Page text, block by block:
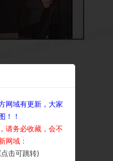
网域有更新，大家
！！
请务必收藏，会不
网域：
击可跳转)